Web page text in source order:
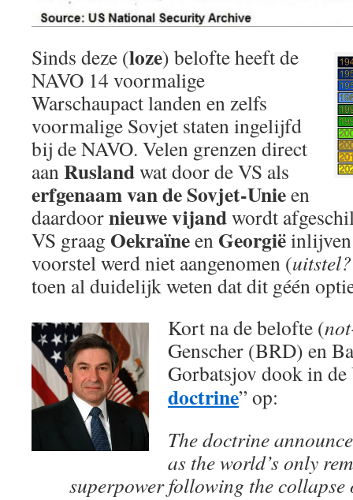
Sinds deze (loze) belofte heeft de
NAVO 14 voormalige
Warschaupact landen en zelfs
voormalige Sovjet staten ingelijfd
bij de NAVO. Velen grenzen direct
aanRuslandwat door de VS als
erfgenaam van de Sovjet-Unieen
daardoornieuwe vijandwordt
VS graag Oekraïneen Georgië
voorstel werd niet aangenomen (
toen al duidelijk weten dat dit géén
Kort na de belofte (
Genscher (BRD) en
Gorbatsjov dook in de
doctrine” op:
The doctrine
as the world’s only
superpower following the